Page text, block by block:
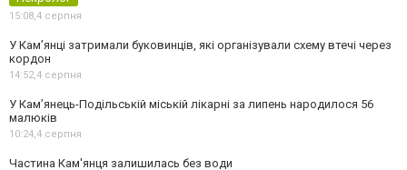
15:08,4 серпня
У Кам’янці затримали буковинців, які організували схему втечі через
кордон
14:52,4 серпня
У Кам’янець-Подільській міській лікарні за липень народилося 56
малюків
10:24,4 серпня
Частина Кам'янця залишилась без води